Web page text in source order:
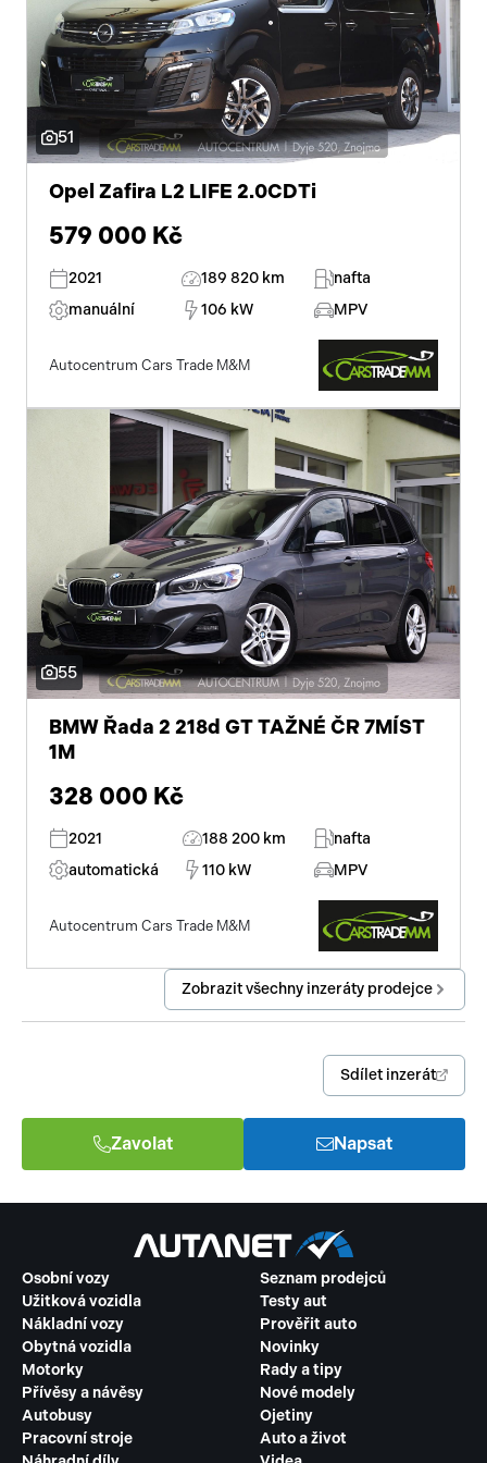
LED denní svícení
potahy kůže
senzor světel
startování tlačítkem
zadní světla LED
volba jízdního režimu
51
Opel Zafira L2 LIFE 2.0CDTi
579 000 Kč
2021 189 820 km
nafta
manuální
106 kW MPV
Autocentrum Cars Trade M&M
55
BMW Řada 2 218d GT TAŽNÉ ČR 7MÍST
1M
328 000 Kč
2021 188 200 km
nafta
automatická
110 kW MPV
Autocentrum Cars Trade M&M
Zobrazit všechny inzeráty prodejce
Sdílet inzerát
Zavolat Napsat
Osobní vozy
Užitková vozidla
Nákladní vozy
Obytná vozidla
Motorky
Přívěsy a návěsy
Autobusy
Pracovní stroje
Seznam prodejců
Testy aut
Prověřit auto
Novinky
Rady a tipy
Nové modely
Ojetiny
Auto a život